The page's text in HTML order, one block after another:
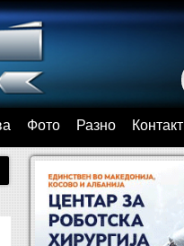
Фото Разно Контакт